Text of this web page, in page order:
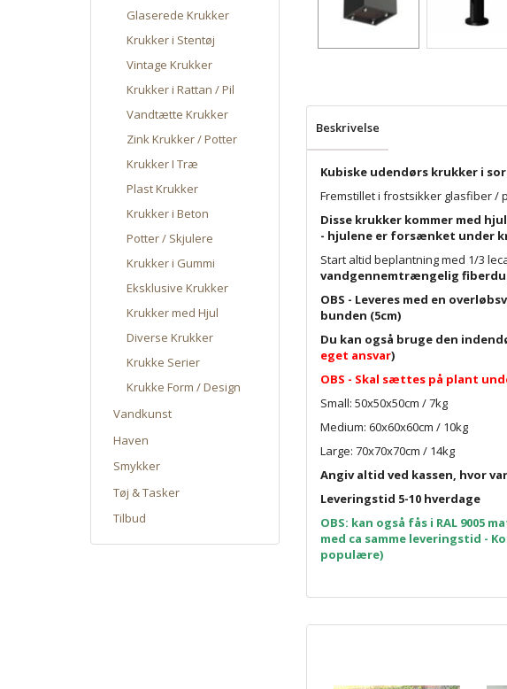
Glaserede Krukker
Krukker i Stentøj
Vintage Krukker
Krukker i Rattan / Pil
Vandtætte Krukker
Zink Krukker / Potter
Krukker I Træ
Plast Krukker
Krukker i Beton
Potter / Skjulere
Krukker i Gummi
Eksklusive Krukker
Krukker med Hjul
Diverse Krukker
Krukke Serier
Krukke Form / Design
Vandkunst
Haven
Smykker
Tøj & Tasker
Tilbud
Beskrivelse
Kubiske udendørs krukker i
Fremstillet i frostsikker glasfiber /
Disse krukker kommer med
- hjulene er forsænket under
Start altid beplantning med 1/3
vandgennemtrængelig
OBS - Leveres med en
bunden (5cm)
Du kan også bruge den
eget ansvar)
OBS - Skal sættes på plant
Small: 50x50x50cm / 7kg
Medium: 60x60x60cm / 10kg
Large: 70x70x70cm / 14kg
Angiv altid ved kassen, hvor
Leveringstid 5-10 hverdage
OBS: kan også fås i RAL 9005
med ca samme leveringstid -
populære)